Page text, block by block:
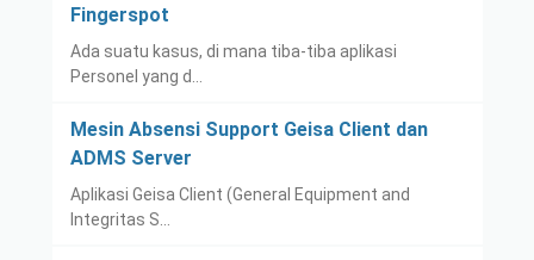
Fingerspot
Ada suatu kasus, di mana tiba-tiba aplikasi
Personel yang d…
Mesin Absensi Support Geisa Client dan
ADMS Server
Aplikasi Geisa Client (General Equipment and
Integritas S…